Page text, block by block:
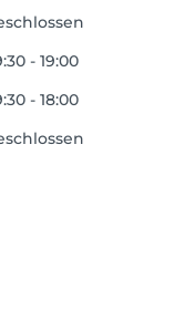
- 19:00
- 18:00